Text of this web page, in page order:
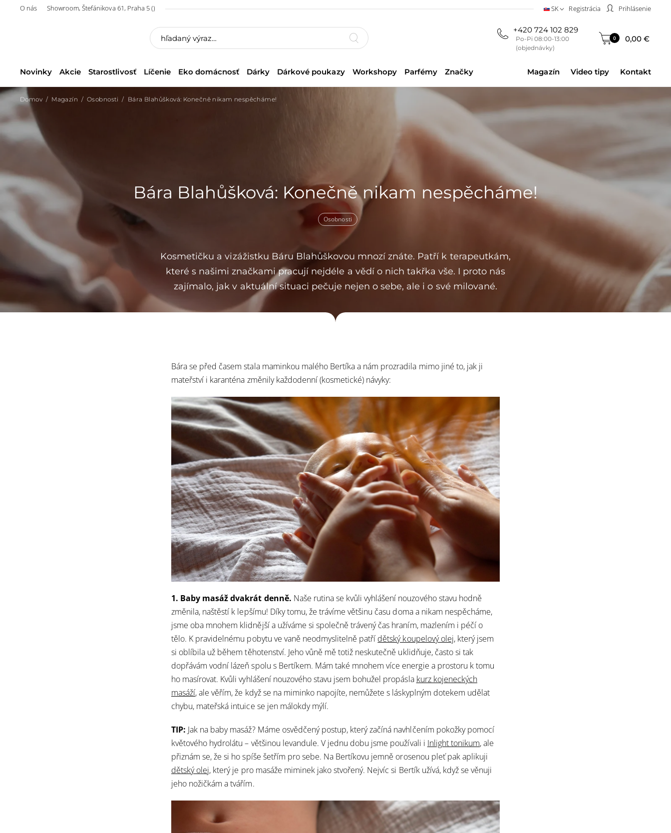
O nás Showroom, Štefánikova 61, Praha 5 () SK Registrácia Prihlásenie
+420 724 102 829
Po-Pi 08:00-13:00
(objednávky)
0 0,00 €
Novinky Akcie Starostlivosť Líčenie Eko domácnosť Dárky Dárkové poukazy Workshopy Parfémy Značky Magazín Video tipy Kontakt
Domov Magazín Osobnosti Bára Blahůšková: Konečně nikam nespěcháme!
Bára Blahůšková: Konečně nikam nespěcháme!
Osobnosti
Kosmetičku a vizážistku Báru Blahůškovou mnozí znáte. Patří k terapeutkám,
které s našimi značkami pracují nejdéle a vědí o nich takřka vše. I proto nás
zajímalo, jak v aktuální situaci pečuje nejen o sebe, ale i o své milované.
Bára se před časem stala maminkou malého Bertíka a nám prozradila mimo jiné to, jak ji
mateřství i karanténa změnily každodenní (kosmetické) návyky:
1. Baby masáž dvakrát denně. Naše rutina se kvůli vyhlášení nouzového stavu hodně
změnila, naštěstí k lepšímu! Díky tomu, že trávíme většinu času doma a nikam nespěcháme,
jsme oba mnohem klidnější a užíváme si společně trávený čas hraním, mazlením i péčí o
tělo. K pravidelnému pobytu ve vaně neodmyslitelně patří dětský koupelový olej, který jsem
si oblíbila už během těhotenství. Jeho vůně mě totiž neskutečně uklidňuje, často si tak
dopřávám vodní lázeň spolu s Bertíkem. Mám také mnohem více energie a prostoru k tomu
ho masírovat. Kvůli vyhlášení nouzového stavu jsem bohužel propásla kurz kojeneckých
masáží, ale věřím, že když se na miminko napojíte, nemůžete s láskyplným dotekem udělat
chybu, mateřská intuice se jen málokdy mýlí.
TIP: Jak na baby masáž? Máme osvědčený postup, který začíná navhlčením pokožky pomocí
květového hydrolátu – většinou levandule. V jednu dobu jsme používali i Inlight tonikum, ale
přiznám se, že si ho spíše šetřím pro sebe. Na Bertíkovu jemně orosenou pleť pak aplikuji
dětský olej, který je pro masáže miminek jako stvořený. Nejvíc si Bertík užívá, když se věnuji
jeho nožičkám a tvářím.